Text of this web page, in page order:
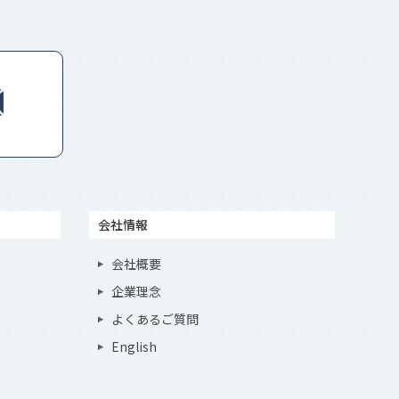
会社情報
会社概要
企業理念
よくあるご質問
English